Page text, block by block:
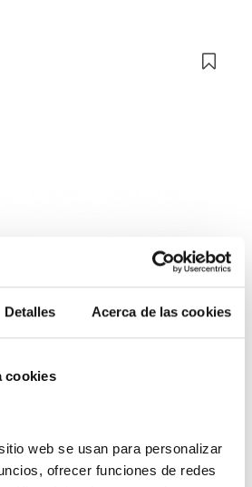
Detalles Acerca de las cookies
cookies
web se usan para personalizar
ofrecer funciones de redes